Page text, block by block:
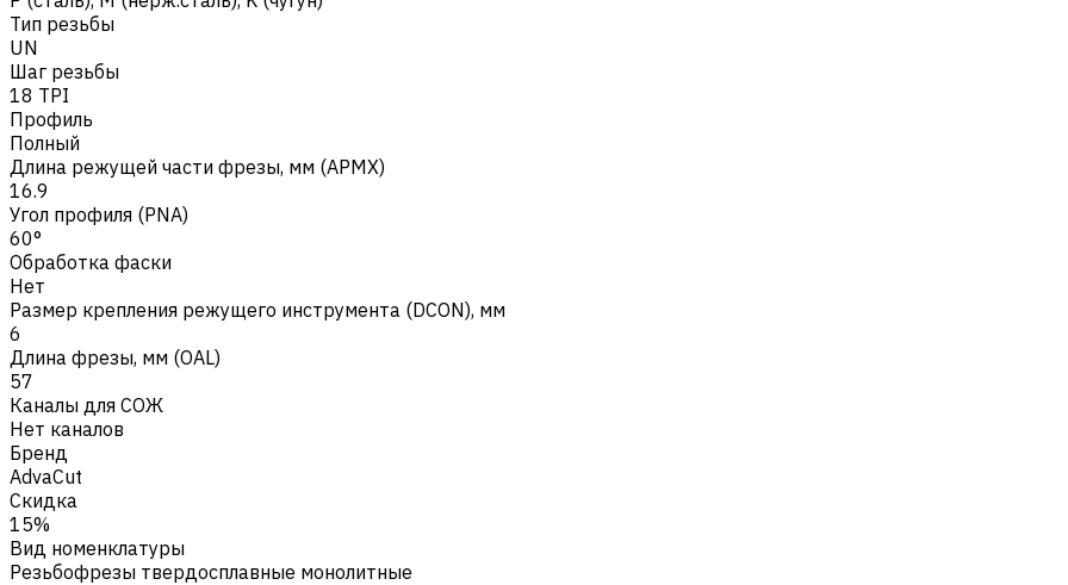
Тип резьбы
UN
Шаг резьбы
18 TPI
Профиль
Полный
Длина режущей части фрезы, мм (APMX)
16.9
Угол профиля (PNA)
60°
Обработка фаски
Нет
Размер крепления режущего инструмента (DCON), мм
6
Длина фрезы, мм (OAL)
57
Каналы для СОЖ
Нет каналов
Бренд
AdvaCut
Скидка
15%
Вид номенклатуры
Резьбофрезы твердосплавные монолитные